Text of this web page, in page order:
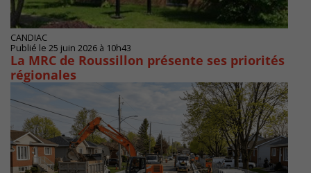
CANDIAC
Publié le 25 juin 2026 à 10h43
La MRC de Roussillon présente ses priorités
régionales